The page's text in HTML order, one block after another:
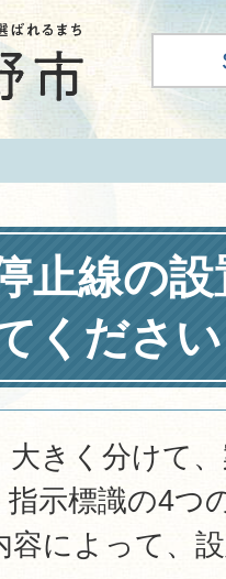
止線の
ください
きく分けて
指示標識の4つ
容によって、